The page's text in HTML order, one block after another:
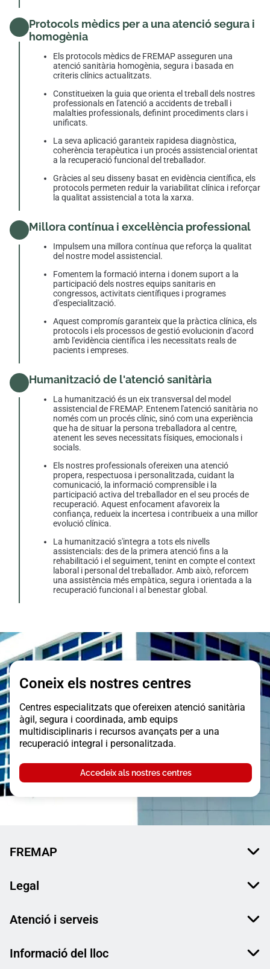
Protocols mèdics per a una atenció segura i
homogènia
Els protocols mèdics de FREMAP asseguren una
atenció sanitària homogènia, segura i basada en
criteris clínics actualitzats.
Constitueixen la guia que orienta el treball dels nostres
professionals en l'atenció a accidents de treball i
malalties professionals, definint procediments clars i
unificats.
La seva aplicació garanteix rapidesa diagnòstica,
coherència terapèutica i un procés assistencial orientat
a la recuperació funcional del treballador.
Gràcies al seu disseny basat en evidència científica, els
protocols permeten reduir la variabilitat clínica i reforçar
la qualitat assistencial a tota la xarxa.
Millora contínua i excel·lència professional
Impulsem una millora contínua que reforça la qualitat
del nostre model assistencial.
Fomentem la formació interna i donem suport a la
participació dels nostres equips sanitaris en
congressos, activitats científiques i programes
d'especialització.
Aquest compromís garanteix que la pràctica clínica, els
protocols i els processos de gestió evolucionin d'acord
amb l'evidència científica i les necessitats reals de
pacients i empreses.
Humanització de l'atenció sanitària
La humanització és un eix transversal del model
assistencial de FREMAP. Entenem l'atenció sanitària no
només com un procés clínic, sinó com una experiència
que ha de situar la persona treballadora al centre,
atenent les seves necessitats físiques, emocionals i
socials.
Els nostres professionals ofereixen una atenció
propera, respectuosa i personalitzada, cuidant la
comunicació, la informació comprensible i la
participació activa del treballador en el seu procés de
recuperació. Aquest enfocament afavoreix la
confiança, redueix la incertesa i contribueix a una millor
evolució clínica.
La humanització s'integra a tots els nivells
assistencials: des de la primera atenció fins a la
rehabilitació i el seguiment, tenint en compte el context
laboral i personal del treballador. Amb això, reforcem
una assistència més empàtica, segura i orientada a la
recuperació funcional i al benestar global.
Coneix els nostres centres
Centres especialitzats que ofereixen atenció sanitària
àgil, segura i coordinada, amb equips
multidisciplinaris i recursos avançats per a una
recuperació integral i personalitzada.
Accedeix als nostres centres
FREMAP
Legal
Atenció i serveis
Informació del lloc